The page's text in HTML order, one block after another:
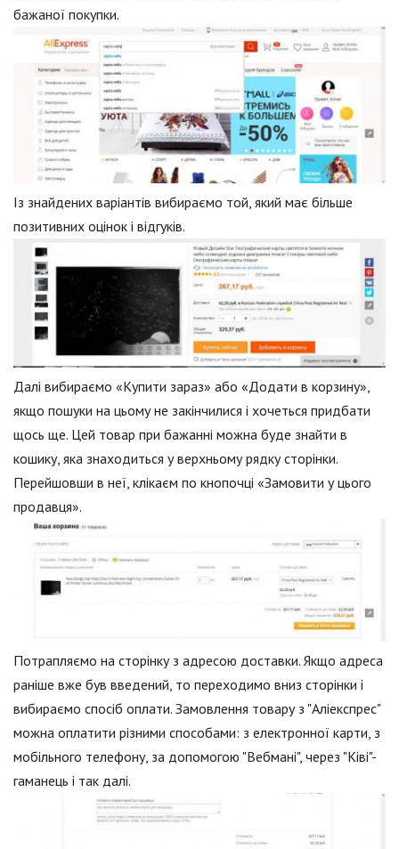
бажаної покупки.
Із знайдених варіантів вибираємо той, який має більше
позитивних оцінок і відгуків.
Далі вибираємо «Купити зараз» або «Додати в корзину»,
якщо пошуки на цьому не закінчилися і хочеться придбати
щось ще. Цей товар при бажанні можна буде знайти в
кошику, яка знаходиться у верхньому рядку сторінки.
Перейшовши в неї, клікаєм по кнопочці «Замовити у цього
продавця».
Потрапляємо на сторінку з адресою доставки. Якщо адреса
раніше вже був введений, то переходимо вниз сторінки і
вибираємо спосіб оплати. Замовлення товару з "Аліекспрес"
можна оплатити різними способами: з електронної карти, з
мобільного телефону, за допомогою "Вебмані", через "Ківі"-
гаманець і так далі.